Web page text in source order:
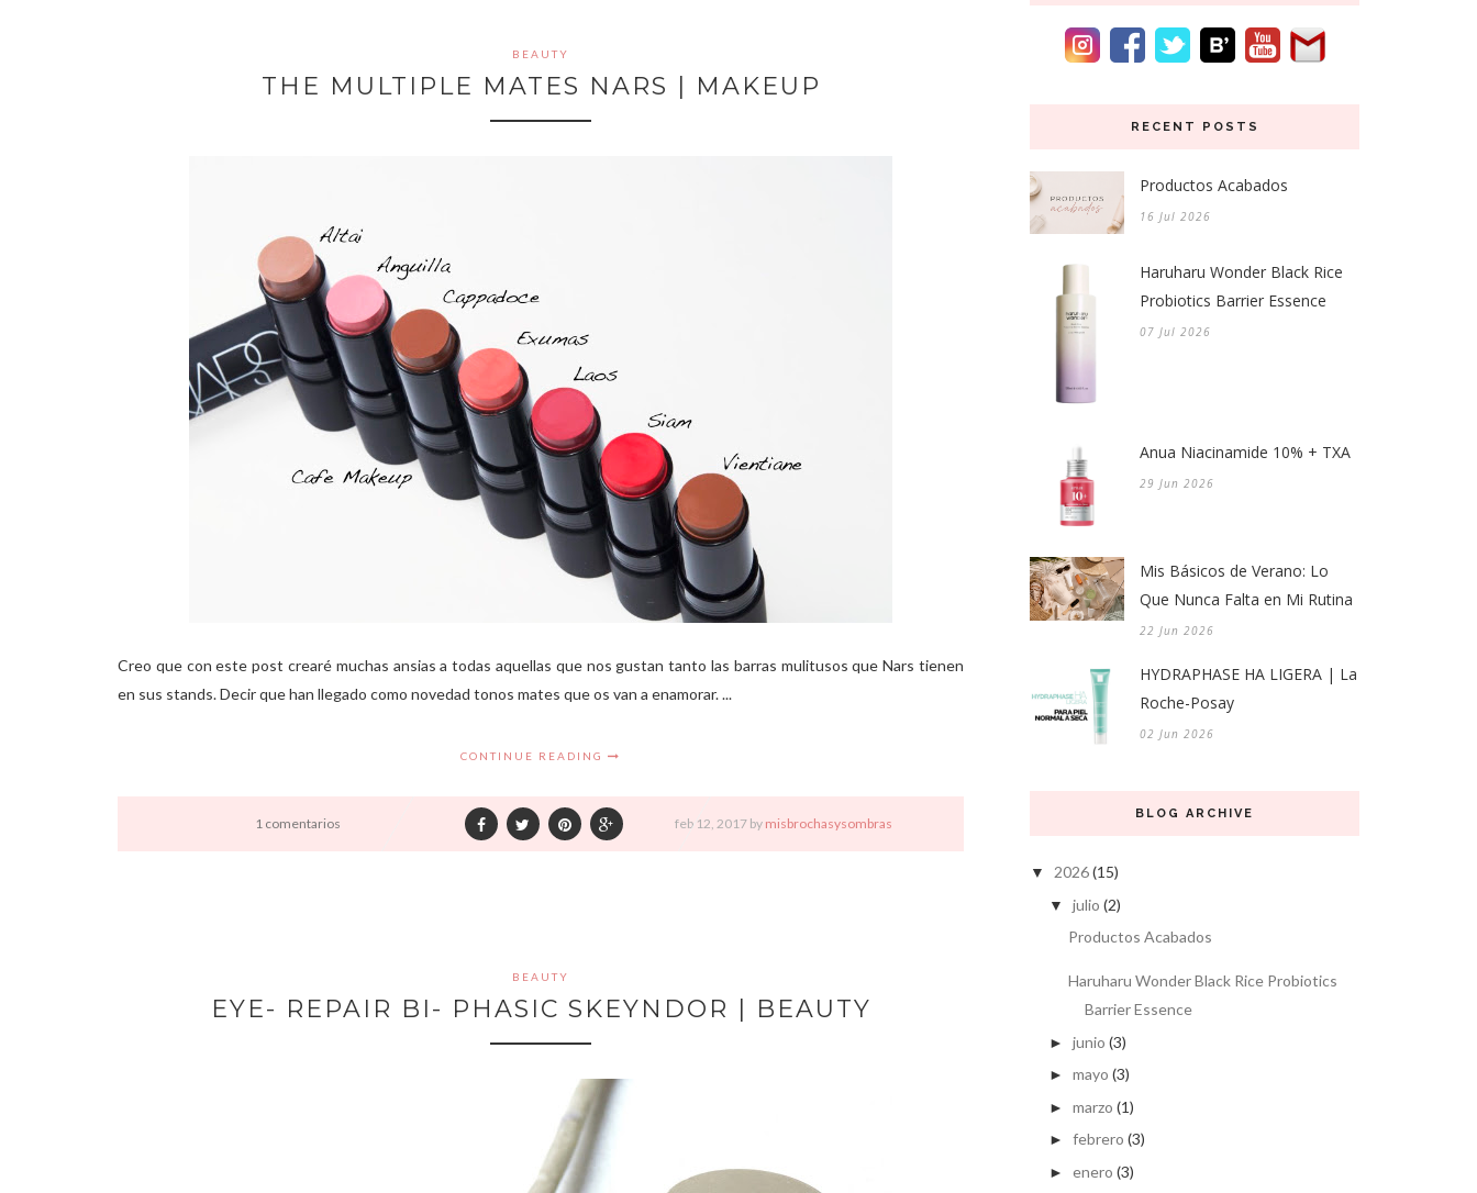
BEAUTY
THE MULTIPLE MATES NARS | MAKEUP
Creo que con este post crearé muchas ansias a todas aquellas que nos gustan tanto las barras mulitusos que Nars tienen
en sus stands. Decir que han llegado como novedad tonos mates que os van a enamorar. ...
CONTINUE READING
1 comentarios feb 12, 2017 by misbrochasysombras
BEAUTY
EYE- REPAIR BI- PHASIC SKEYNDOR | BEAUTY
RECENT POSTS
Productos Acabados
16 Jul 2026
Haruharu Wonder Black Rice
Probiotics Barrier Essence
07 Jul 2026
Anua Niacinamide 10% + TXA
29 Jun 2026
Mis Básicos de Verano: Lo
Que Nunca Falta en Mi Rutina
22 Jun 2026
HYDRAPHASE HA LIGERA | La
Roche-Posay
02 Jun 2026
BLOG ARCHIVE
▼ 2026(15)
▼ julio (2)
Productos Acabados
Haruharu Wonder Black Rice Probiotics
Barrier Essence
► junio (3)
► mayo (3)
► marzo (1)
► febrero (3)
► enero (3)